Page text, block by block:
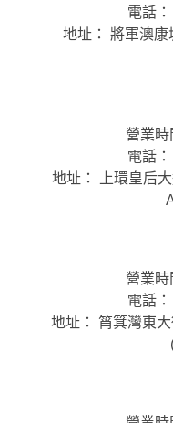
電話
地址： 將軍澳
(康
營業時
電話
地址： 上環皇后
A舖(
營業時
電話
地址： 筲箕灣東
(筲